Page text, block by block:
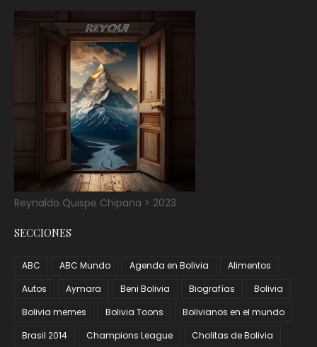
Reynaldo Quispe Chipana > 2023
SECCIONES
ABC ABC Mundo Agenda en Bolivia
Alimentos
Autos
Aymara Beni Bolivia Biografías
Bolivia
Bolivia memes
Bolivia Toons
Bolivianos en el mundo
Brasil 2014
Champions League
Cholitas de Bolivia